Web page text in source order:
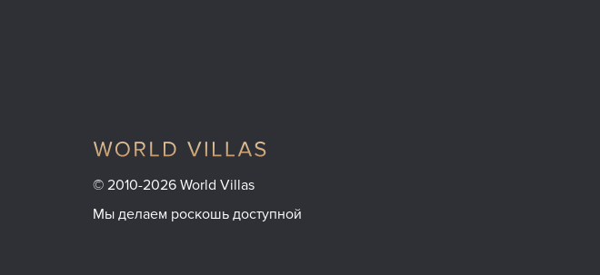
© 2010-2026 World Villas
Мы делаем роскошь доступной